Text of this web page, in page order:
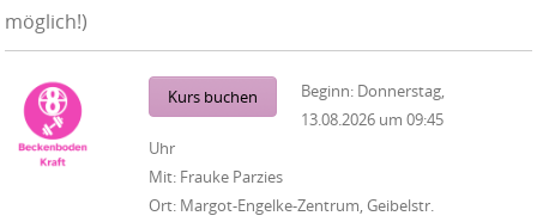
möglich!)
Kurs buchen Beginn: Donnerstag,
13.08.2026 um 09:45
Uhr
Mit: Frauke Parzies
Ort: Margot-Engelke-Zentrum, Geibelstr.